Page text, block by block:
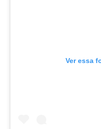
Ver essa